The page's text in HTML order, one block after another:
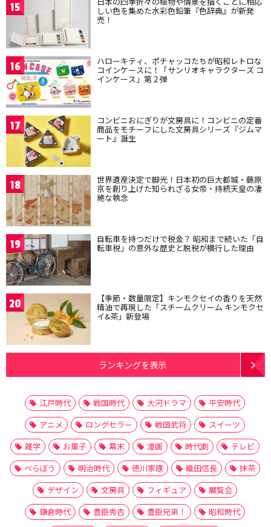
15 しい色を集めた水彩色鉛筆『色辞典』が新発
売！
16 ハローキティ、ポチャッコたちが昭和レトロな
コインケースに！「サンリオキャラクターズ コ
インケース」第２弾
17 コンビニおにぎりが文房具に！コンビニの定番
商品をモチーフにした文房具シリーズ『ジムマ
ート』誕生
18 世界遺産決定で脚光！日本初の巨大都城・藤原
京を創り上げた知られざる女帝・持統天皇の凄
絶な執念
19 自転車を持つだけで税金？ 昭和まで続いた「自
転車税」の意外な歴史と脱税が横行した理由
20 【季節・数量限定】キンモクセイの香りを天然
精油で再現した「スチームクリーム キンモクセ
イ&茶」新登場
ランキングを表示
江戸時代 戦国時代 大河ドラマ
平安時代
アニメ
ロングセラー 戦国武将
スイーツ
雑学
お菓子 幕末 漫画 時代劇
テレビ
べらぼう
明治時代 徳川家康 織田信長
抹茶
デザイン
文房具 フィギュア
展覧会
鎌倉時代
豊臣秀吉 豊臣兄弟！
昭和時代